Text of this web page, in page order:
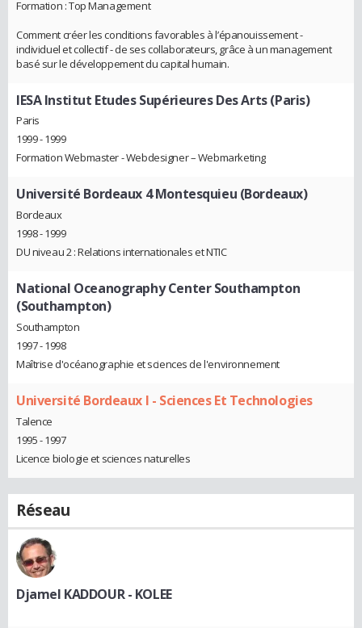
Formation : Top Management
Comment créer les conditions favorables à l’épanouissement -
individuel et collectif - de ses collaborateurs, grâce à un management
basé sur le développement du capital humain.
IESA Institut Etudes Supérieures Des Arts (Paris)
Paris
1999 - 1999
Formation Webmaster - Webdesigner – Webmarketing
Université Bordeaux 4 Montesquieu (Bordeaux)
Bordeaux
1998 - 1999
DU niveau 2 : Relations internationales et NTIC
National Oceanography Center Southampton
(Southampton)
Southampton
1997 - 1998
Maîtrise d'océanographie et sciences de l'environnement
Université Bordeaux I - Sciences Et Technologies
Talence
1995 - 1997
Licence biologie et sciences naturelles
Réseau
Djamel KADDOUR - KOLEE